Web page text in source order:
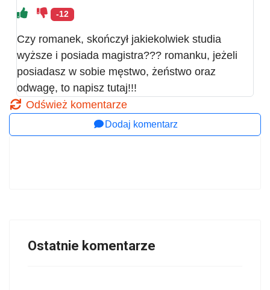
-12
Czy romanek, skończył jakiekolwiek studia
wyższe i posiada magistra??? romanku, jeżeli
posiadasz w sobie męstwo, żeństwo oraz
odwagę, to napisz tutaj!!!
Odśwież komentarze
Dodaj komentarz
Ostatnie komentarze